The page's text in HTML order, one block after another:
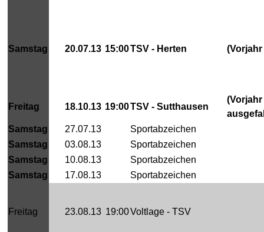
Samstag 20.07.13 15:00TSV - Herten
Freitag 18.10.13 19:00TSV - Sutthausen
(Vorjahr
Samstag
27.07.13
Sportabzeichen
Samstag
03.08.13
Sportabzeichen
Samstag
10.08.13
Sportabzeichen
Samstag
17.08.13 Sportabzeichen
Freitag 23.08.13 19:00Voltlage - TSV